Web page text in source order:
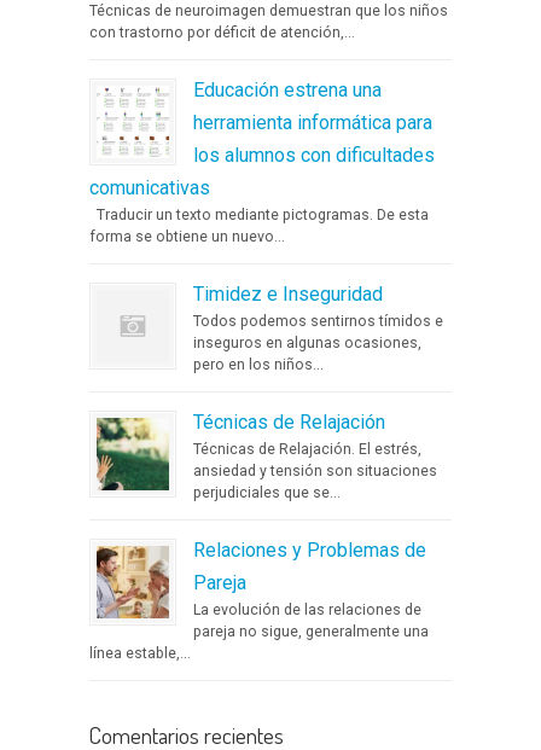
Técnicas de neuroimagen demuestran que los niños
con trastorno por déficit de atención,...
Educación estrena una
herramienta informática para
los alumnos con dificultades
comunicativas
Traducir un texto mediante pictogramas. De esta
forma se obtiene un nuevo...
Timidez e Inseguridad
Todos podemos sentirnos tímidos e
inseguros en algunas ocasiones,
pero en los niños...
Técnicas de Relajación
Técnicas de Relajación. El estrés,
ansiedad y tensión son situaciones
perjudiciales que se...
Relaciones y Problemas de
Pareja
La evolución de las relaciones de
pareja no sigue, generalmente una
línea estable,...
Comentarios recientes